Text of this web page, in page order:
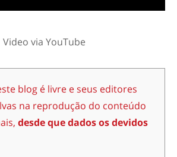
Video via YouTube
blog é livre e seus editores
na reprodução do conteúdo
desde que dados os devidos